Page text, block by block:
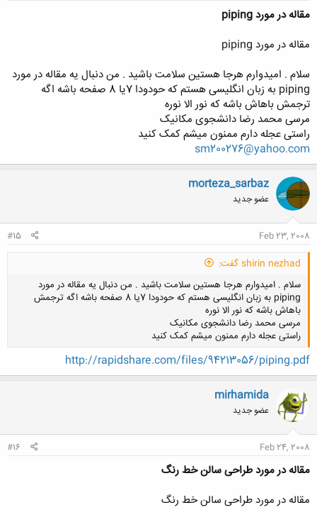
مقاله در مورد piping
مقاله در مورد piping
سلام . امیدوارم هرجا هستین سلامت باشید . من دنبال یه مقاله در مورد
piping به زبان انگلیسی هستم که حودودا 7یا 8 صفحه باشه اگه
ترجمش باهاش باشه که نور الا نوره
مرسی محمد رضا دانشجوی مکانیک
راستی عجله دارم ممنون میشم کمک کنید
sm200276@yahoo.com
morteza_sarbaz
عضو جدید
Feb 23, 2008
#15
shirin nezhad گفت:
سلام . امیدوارم هرجا هستین سلامت باشید . من دنبال یه مقاله در مورد
piping به زبان انگلیسی هستم که حودودا 7یا 8 صفحه باشه اگه ترجمش
باهاش باشه که نور الا نوره
مرسی محمد رضا دانشجوی مکانیک
راستی عجله دارم ممنون میشم کمک کنید
کلیک کنید تا باز شود...
http://rapidshare.com/files/94213056/piping.pdf
mirhamida
عضو جدید
Feb 24, 2008
#16
مقاله در مورد طراحی سالن خط رنگ
مقاله در مورد طراحی سالن خط رنگ